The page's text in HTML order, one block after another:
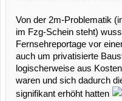
Von der 2m-Problematik
im Fzg-Schein steht)
Fernsehreportage vor
auch um privatisierte
logischerweise aus
waren und sich dadurch
signifikant erhöht hatten